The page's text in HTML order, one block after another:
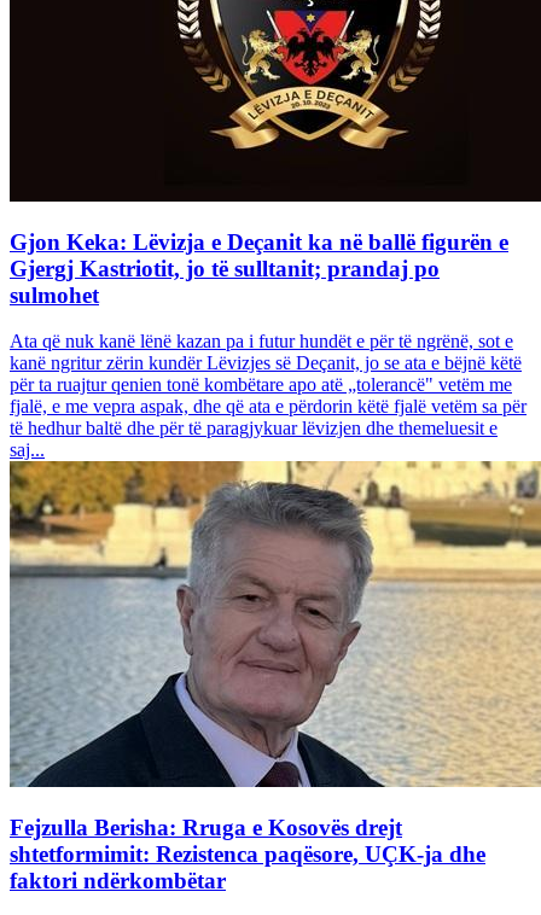
Gjon Keka: Lëvizja e Deçanit ka në ballë figurën e
Gjergj Kastriotit, jo të sulltanit; prandaj po
sulmohet
Ata që nuk kanë lënë kazan pa i futur hundët e për të ngrënë, sot e
kanë ngritur zërin kundër Lëvizjes së Deçanit, jo se ata e bëjnë këtë
për ta ruajtur qenien tonë kombëtare apo atë „tolerancë" vetëm me
fjalë, e me vepra aspak, dhe që ata e përdorin këtë fjalë vetëm sa për
të hedhur baltë dhe për të paragjykuar lëvizjen dhe themeluesit e
saj...
Fejzulla Berisha: Rruga e Kosovës drejt
shtetformimit: Rezistenca paqësore, UÇK-ja dhe
faktori ndërkombëtar